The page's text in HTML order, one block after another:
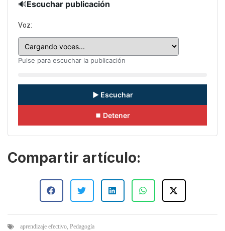
🔊Escuchar publicación
Voz:
Pulse para escuchar la publicación
▶ Escuchar
⏹ Detener
Compartir artículo:
aprendizaje efectivo, Pedagogía